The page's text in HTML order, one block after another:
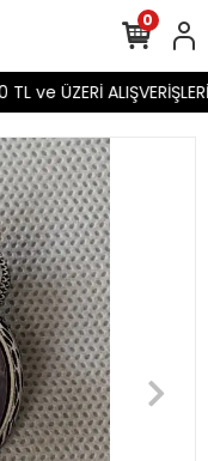
ve ÜZERİ
0